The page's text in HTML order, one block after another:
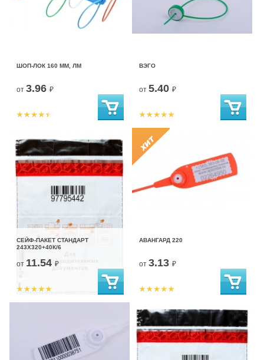
ШОП-ЛОК 160 ММ, ЛМ
от 3.96 ₽
ВЭГО
от 5.40 ₽
СЕЙФ-ПАКЕТ СТАНДАРТ
243Х320+40К/6
от 11.54 ₽
АВАНГАРД 220
от 3.13 ₽